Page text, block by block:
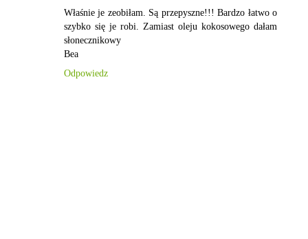
Właśnie je zeobiłam. Są przepyszne!!! Bardzo łatwo o
szybko się je robi. Zamiast oleju kokosowego dałam
słonecznikowy
Bea
Odpowiedz